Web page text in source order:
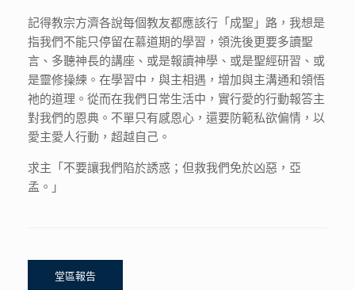
記得教宗方濟各說每個教友都應該行「成聖」路，我想是
指我們不能只停留在慕道期的學習，領洗後更要多讀聖
言、多聽神長的講座、或是報讀神學、或是聖經研習、或
是靈修操練。在學習中，與主相遇，增加與主溝通和領悟
祂的道理。從而在我們日常生活中，實行愛的行動報答主
對我們的恩典。不單只有感恩心，還要防範私欲偏情，以
愛主愛人行動，超越自己。
求主「不要讓我們陷於誘惑；但救我們免於凶惡，亞
孟。」